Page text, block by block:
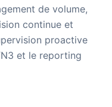
de volume,
continue et
proactive
et le reporting